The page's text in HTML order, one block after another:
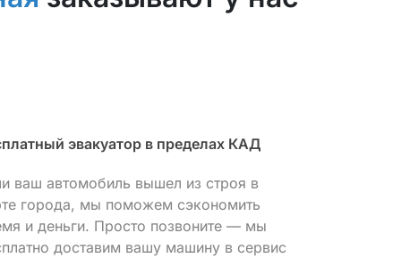
эвакуатор в пределах КАД
ваш автомобиль вышел из строя в
города, мы поможем сэкономить
и деньги. Просто позвоните — мы
доставим вашу машину в сервис